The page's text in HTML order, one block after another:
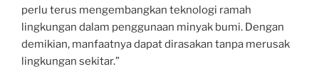
perlu terus mengembangkan teknologi ramah
lingkungan dalam penggunaan minyak bumi. Dengan
demikian, manfaatnya dapat dirasakan tanpa merusak
lingkungan sekitar.”